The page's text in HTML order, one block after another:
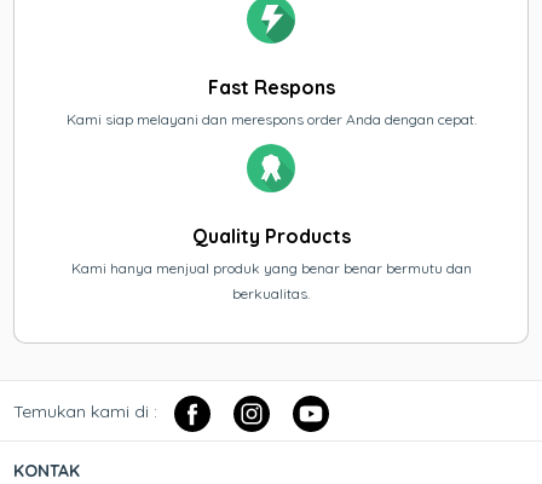
Fast Respons
Kami siap melayani dan merespons order Anda dengan cepat.
Quality Products
Kami hanya menjual produk yang benar benar bermutu dan
berkualitas.
Temukan kami di :
KONTAK